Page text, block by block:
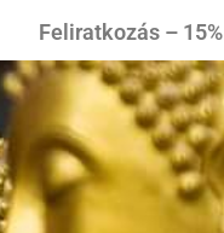
Feliratkozás – 15%